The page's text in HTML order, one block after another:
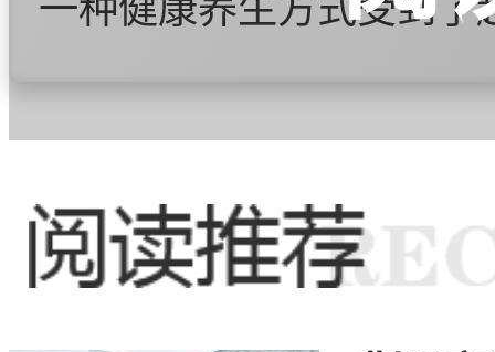
一种健康养生方式受到
特色，竞相争艳。从传统